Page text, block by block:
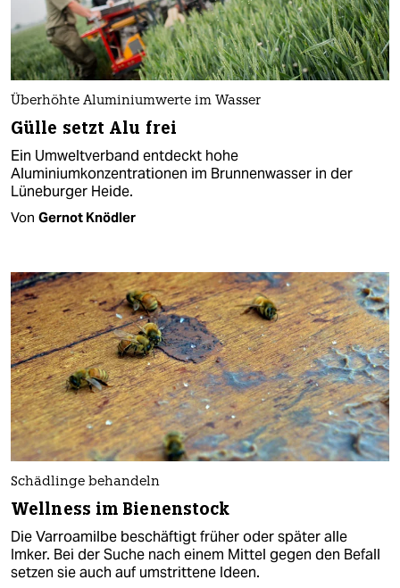
Überhöhte Aluminiumwerte im Wasser
Gülle setzt Alu frei
Ein Umweltverband entdeckt hohe
Aluminiumkonzentrationen im Brunnenwasser in der
Lüneburger Heide.
Von Gernot Knödler
Schädlinge behandeln
Wellness im Bienenstock
Die Varroamilbe beschäftigt früher oder später alle
Imker. Bei der Suche nach einem Mittel gegen den Befall
setzen sie auch auf umstrittene Ideen.